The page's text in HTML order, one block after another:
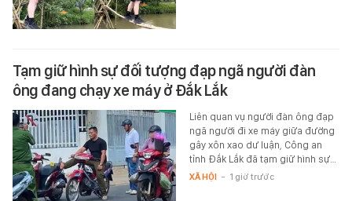
Tạm giữ hình sự đối tượng đạp ngã người đàn
ông đang chạy xe máy ở Đắk Lắk
Liên quan vụ người đàn ông đạp
ngã người đi xe máy giữa đường
gây xôn xao dư luận, Công an
tỉnh Đắk Lắk đã tạm giữ hình sự…
XÃ HỘI - 1 giờ trước